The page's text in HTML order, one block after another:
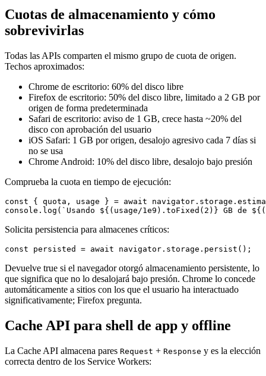
Cuotas de almacenamiento y cómo
sobrevivirlas
Todas las APIs comparten el mismo grupo de cuota de origen.
Techos aproximados:
Chrome de escritorio: 60% del disco libre
Firefox de escritorio: 50% del disco libre, limitado a 2 GB por
origen de forma predeterminada
Safari de escritorio: aviso de 1 GB, crece hasta ~20% del
disco con aprobación del usuario
iOS Safari: 1 GB por origen, desalojo agresivo cada 7 días si
no se usa
Chrome Android: 10% del disco libre, desalojo bajo presión
Comprueba la cuota en tiempo de ejecución:
const { quota, usage } = await
Solicita persistencia para almacenes críticos:
Devuelve true si el navegador otorgó almacenamiento persistente, lo
que significa que no lo desalojará bajo presión. Chrome lo concede
automáticamente a sitios con los que el usuario ha interactuado
significativamente; Firefox pregunta.
Cache API para shell de app y offline
La Cache API almacena pares Request + Response y es la elección
correcta dentro de los Service Workers: